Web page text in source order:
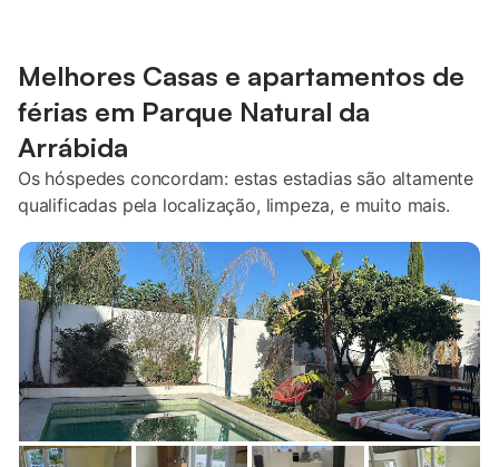
Melhores Casas e apartamentos de
férias em Parque Natural da
Arrábida
Os hóspedes concordam: estas estadias são altamente
qualificadas pela localização, limpeza, e muito mais.